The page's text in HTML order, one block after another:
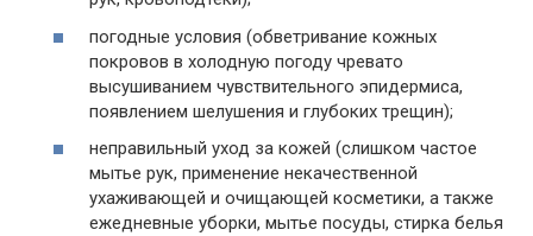
погодные условия (обветривание кожных
покровов в холодную погоду чревато
высушиванием чувствительного эпидермиса,
появлением шелушения и глубоких трещин);
неправильный уход за кожей (слишком частое
мытье рук, применение некачественной
ухаживающей и очищающей косметики, а также
ежедневные уборки, мытье посуды, стирка белья